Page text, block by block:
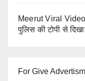
Meerut Viral
पुलिस की टोपी से
For Give